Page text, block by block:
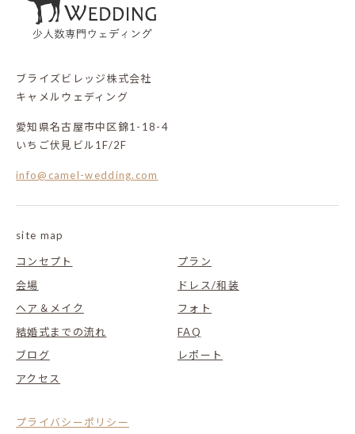
ブライズビレッジ株式会社
キャメルウェディング
愛知県名古屋市中区錦1-18-4
いちご伏見ビル1F/2F
info@camel-wedding.com
site map
コンセプト
プラン
会場
ドレス/和装
ヘア＆メイク
フォト
結婚式までの流れ
FAQ
ブログ
レポート
アクセス
プライバシーポリシー